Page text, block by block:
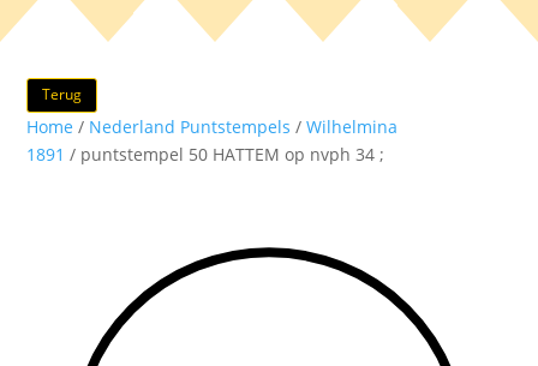
Terug
Home / Nederland Puntstempels /Wilhelmina
1891 / puntstempel 50 HATTEM op nvph 34 ;